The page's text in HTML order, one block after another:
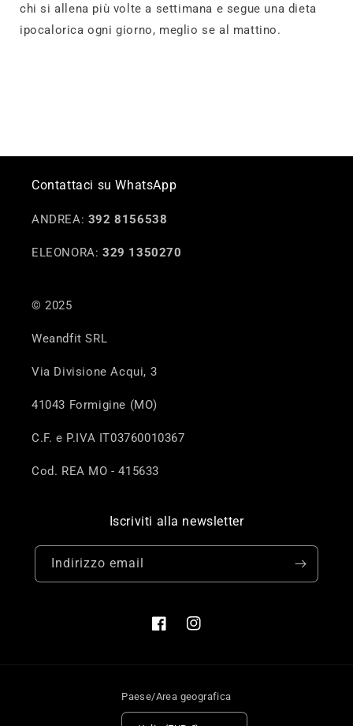
chi si allena più volte a settimana e segue una dieta
ipocalorica ogni giorno, meglio se al mattino.
Contattaci su WhatsApp
ANDREA: 392 8156538
ELEONORA: 329 1350270
© 2025
Weandfit SRL
Via Divisione Acqui, 3
41043 Formigine (MO)
C.F. e P.IVA IT03760010367
Cod. REA MO - 415633
Iscriviti alla newsletter
Indirizzo email
FacebookInstagram
Paese/Area geografica